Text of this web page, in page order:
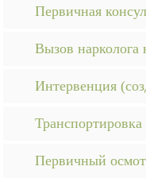
Первичная
Вызов нарколога
Интервенция
Транспортировка
Первичный